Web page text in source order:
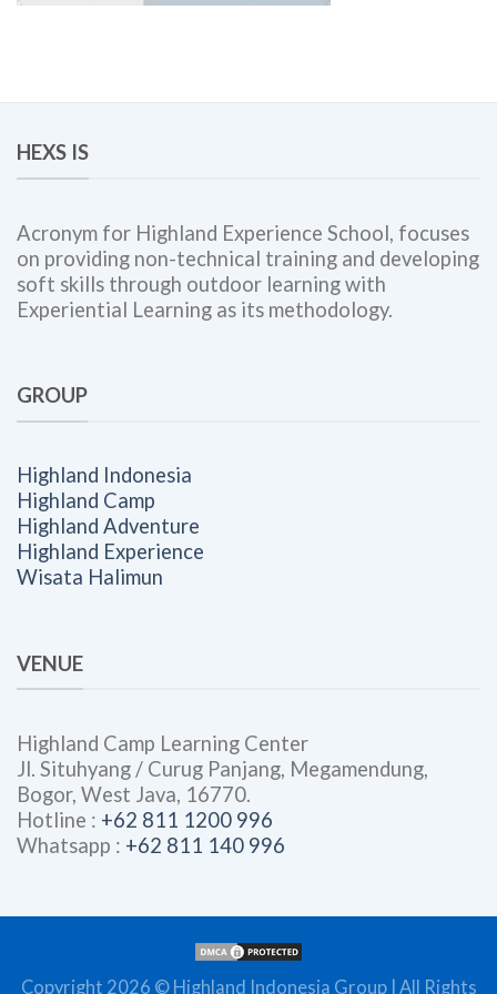
HEXS IS
Acronym for Highland Experience School, focuses
on providing non-technical training and developing
soft skills through outdoor learning with
Experiential Learning as its methodology.
GROUP
Highland Indonesia
Highland Camp
Highland Adventure
Highland Experience
Wisata Halimun
VENUE
Highland Camp Learning Center
Jl. Situhyang / Curug Panjang, Megamendung,
Bogor, West Java, 16770.
Hotline : +62 811 1200 996
Whatsapp : +62 811 140 996
Copyright 2026 © Highland Indonesia Group| All Rights